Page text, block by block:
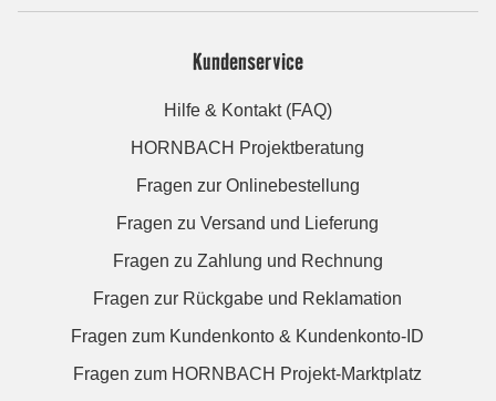
Kundenservice
Hilfe & Kontakt (FAQ)
HORNBACH Projektberatung
Fragen zur Onlinebestellung
Fragen zu Versand und Lieferung
Fragen zu Zahlung und Rechnung
Fragen zur Rückgabe und Reklamation
Fragen zum Kundenkonto & Kundenkonto-ID
Fragen zum HORNBACH Projekt-Marktplatz